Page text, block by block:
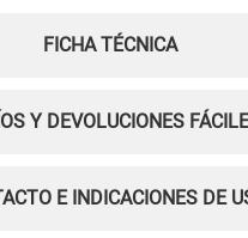
FICHA TÉCNICA
Y DEVOLUCIONES
E INDICACIONES DE